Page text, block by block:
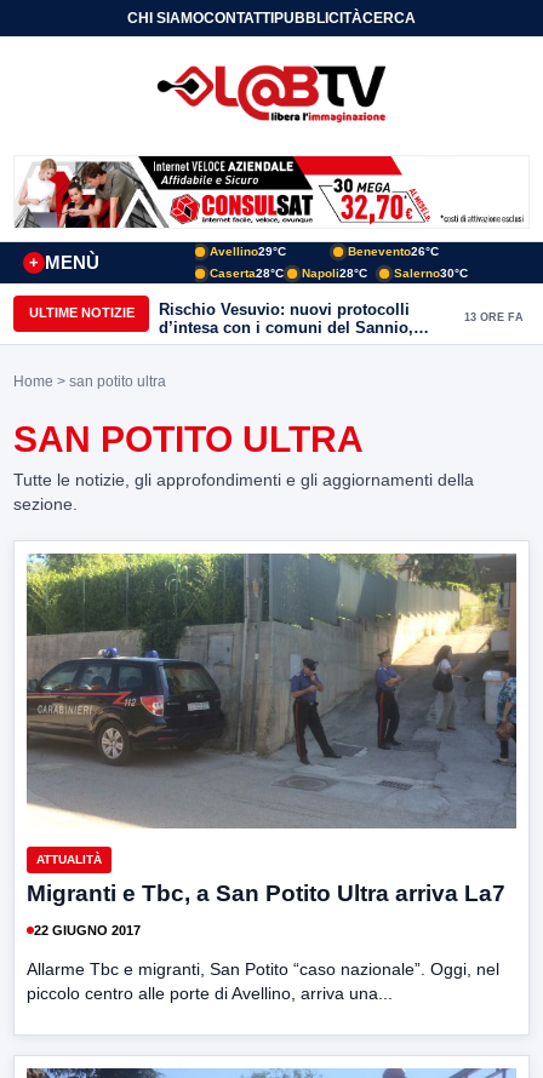
CHI SIAMOCONTATTIPUBBLICITÀCERCA
MENÙ
+
Avellino29°C Benevento26°C
Caserta28°C Napoli28°C Salerno30°C
ULTIME NOTIZIE
Rischio Vesuvio: nuovi protocolli
d’intesa con i comuni del Sannio,
firmato il protocollo con Arpaise
13 ORE FA
Home > san potito ultra
SAN POTITO ULTRA
Tutte le notizie, gli approfondimenti e gli aggiornamenti della
sezione.
ATTUALITÀ
Migranti e Tbc, a San Potito Ultra arriva La7
22 GIUGNO 2017
Allarme Tbc e migranti, San Potito “caso nazionale”. Oggi, nel
piccolo centro alle porte di Avellino, arriva una...